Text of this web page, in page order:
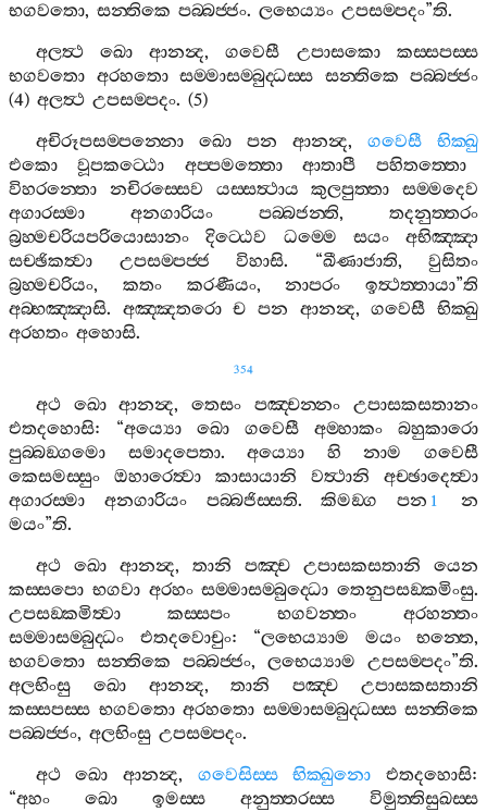
භගවතො, සන‍්තිකෙ පබ‍්බජ‍්ජං. ලභෙය්‍යං උපසම‍්පදං”ති.
අලත්‍ථ
ඛො ආනන්‍ද,ගවෙසී උපාසකො
කස‍්සපස‍්ස
භගවතො අරහතො සම‍්මාසම‍්බුද‍්ධස‍්ස සන‍්තිකෙ පබ‍්බජ‍්ජං
(4) අලත්‍ථ උපසම‍්පදං. (5)
අචිරූපසම‍්පන‍්නො
ඛො පන ආනන්‍ද, ගවෙසී
භික‍්ඛු
එකො
වූපකට‍්ඨො අප‍්පමත‍්තො ආතාපී
පහිතත‍්තො
විහරන‍්තො
නචිරස‍්සෙව යස‍්සත්‍ථාය කුලපුත‍්තා
සම‍්මදෙව
අගාරස‍්මා
අනගාරියං පබ‍්බජන‍්ති, තදනුත‍්තරං
බ්‍රහ‍්මචරියපරියොසානං
දිට‍්ඨෙව ධම‍්මෙ සයං
අභිඤ‍්ඤා
සච‍්ඡිකත්‍වා
උපසම‍්පජ‍්ජ විහාසි. “ඛීණාජාති, වුසිතං
බ්‍රහ‍්මචරියං, කතං කරණීයං,නාපරං ඉත්‍ථත‍්තායා”ති
අබ‍්භඤ‍්ඤාසි. අඤ‍්ඤතරො ච පන ආනන්‍ද,ගවෙසී භික‍්ඛු
අරහතං අහොසි.
354
අථ ඛො ආනන්‍ද,තෙසං පඤ‍්චන‍්නං
උපාසකසතානං
එතදහොසි: “අය්‍යො ඛො ගවෙසී අම‍්හාකං
බහුකාරො
පුබ‍්බඞ‍්ගමො
සමාදපෙතා.අය්‍යො හි නාම
ගවෙසී
කෙසමස‍්සුං
ඔහාරෙත්‍වා කාසායානි වත්‍ථානි
අච‍්ඡාදෙත්‍වා
අගාරස‍්මා
අනගාරියං පබ‍්බජිස‍්සති.කිමඞ‍්ග පන 1
න
මයං”ති.
අථ
ඛො ආනන්‍ද, තානි පඤ‍්ච උපාසකසතානි
යෙන
කස‍්සපො භගවා අරහං සම‍්මාසම‍්බුද‍්ධො තෙනුපසඞ‍්කමිංසු.
උපසඞ‍්කමිත්‍වා
කස‍්සපං භගවන‍්තං
අරහන‍්තං
සම‍්මාසම‍්බුද‍්ධං
එතදවොචුං: “ලභෙය්‍යාම මයං භන‍්තෙ,
භගවතො සන‍්තිකෙ පබ‍්බජ‍්ජං, ලභෙය්‍යාම උපසම‍්පදං”ති.
අලභිංසු
ඛො ආනන්‍ද,තානි පඤ‍්ච
උපාසකසතානි
කස‍්සපස‍්ස භගවතො අරහතො සම‍්මාසම‍්බුද‍්ධස‍්ස සන‍්තිකෙ
පබ‍්බජ‍්ජං, අලභිංසු උපසම‍්පදං.
අථ
ඛො ආනන්‍ද, ගවෙසිස‍්ස භික‍්ඛුනො එතදහොසි:
“අහං ඛො ඉමස‍්ස අනුත‍්තරස‍්ස
විමුත‍්තිසුඛස‍්ස